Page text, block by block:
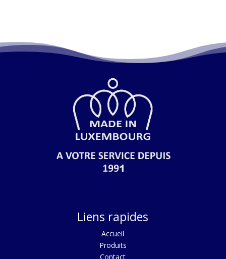
Liens rapides
Accueil
Produits
Contact